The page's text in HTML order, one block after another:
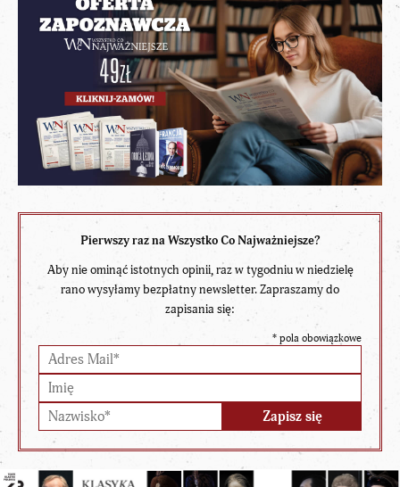
Pierwszy raz na Wszystko Co Najważniejsze?
Aby nie ominąć istotnych opinii, raz w tygodniu w niedzielę
rano wysyłamy bezpłatny newsletter. Zapraszamy do
zapisania się:
* pola obowiązkowe